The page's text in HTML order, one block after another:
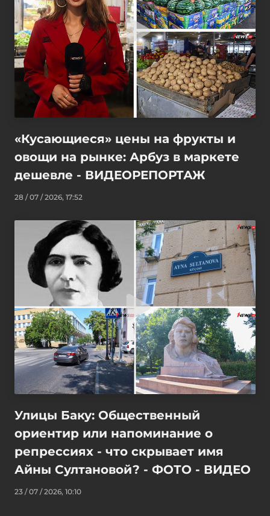
«Кусающиеся» цены на фрукты и
овощи на рынке: Арбуз в маркете
дешевле - ВИДЕОРЕПОРТАЖ
28 / 07 / 2026, 17:52
Улицы Баку: Общественный
ориентир или напоминание о
репрессиях - что скрывает имя
Айны Султановой? - ФОТО - ВИДЕО
23 / 07 / 2026, 10:10